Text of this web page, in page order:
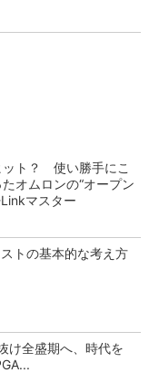
ット？ 使い勝手にこ
オムロンの“オープン
マスター
トの基本的な考え方
け全盛期へ、時代を